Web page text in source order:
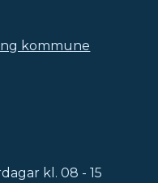
kommune
kl. 08 - 15